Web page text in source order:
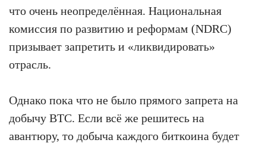
что очень неопределённая. Национальная
комиссия по развитию и реформам (NDRC)
призывает запретить и «ликвидировать»
отрасль.
Однако пока что не было прямого запрета на
добычу BTC. Если всё же решитесь на
авантюру, то добыча каждого биткоина будет